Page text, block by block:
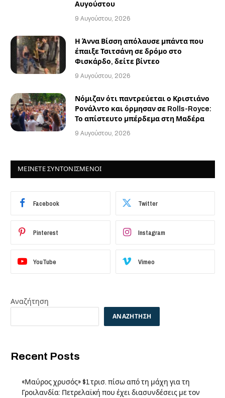
Αυγούστου
9 Αυγούστου, 2026
Η Άννα Βίσση απόλαυσε μπάντα που
έπαιξε Τσιτσάνη σε δρόμο στο
Φισκάρδο, δείτε βίντεο
9 Αυγούστου, 2026
Νόμιζαν ότι παντρεύεται ο Κριστιάνο
Ρονάλντο και όρμησαν σε Rolls-Royce:
Το απίστευτο μπέρδεμα στη Μαδέρα
9 Αυγούστου, 2026
ΜΕΙΝΕΤΕ ΣΥΝΤΟΝΙΣΜΕΝΟΙ
Facebook Twitter
Pinterest Instagram
YouTube Vimeo
Αναζήτηση
ΑΝΑΖΉΤΗΣΗ
Recent Posts
«Μαύρος χρυσός» $1 τρισ. πίσω από τη μάχη για τη
Γροιλανδία: Πετρελαϊκή που έχει διασυνδέσεις με τον